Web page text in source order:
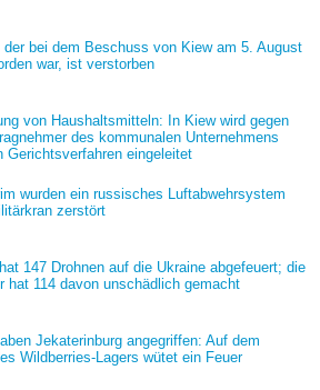
der bei dem Beschuss von Kiew am 5. August
war, ist verstorben
von Haushaltsmitteln: In Kiew wird gegen
des kommunalen Unternehmens
Gerichtsverfahren eingeleitet
wurden ein russisches Luftabwehrsystem
zerstört
147 Drohnen auf die Ukraine abgefeuert; die
hat 114 davon unschädlich gemacht
Jekaterinburg angegriffen: Auf dem
Wildberries-Lagers wütet ein Feuer